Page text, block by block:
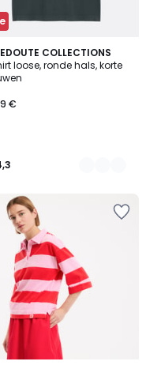
COLLECTIONS
loose, ronde hals, korte
€